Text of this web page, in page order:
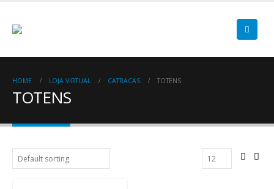
HOME LOJA VIRTUAL CATRACAS TOTENS
TOTENS